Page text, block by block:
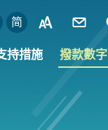
简
持措施 撥款數字
審計師須知